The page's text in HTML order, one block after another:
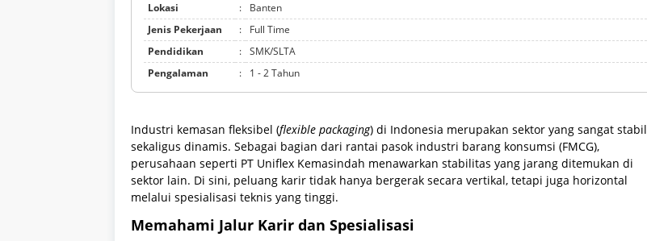
Lokasi :
Banten
Jenis Pekerjaan
:
Full Time
Pendidikan
: SMK/SLTA
Pengalaman
: 1 - 2 Tahun
Industri kemasan fleksibel (flexible packaging) di Indonesia merupakan sektor yang sangat stabil
sekaligus dinamis. Sebagai bagian dari rantai pasok industri barang konsumsi (FMCG),
perusahaan seperti PT Uniflex Kemasindah menawarkan stabilitas yang jarang ditemukan di
sektor lain. Di sini, peluang karir tidak hanya bergerak secara vertikal, tetapi juga horizontal
melalui spesialisasi teknis yang tinggi.
Memahami Jalur Karir dan Spesialisasi